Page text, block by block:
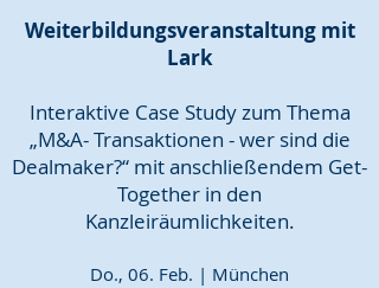
Weiterbildungsveranstaltung mit
Lark
Interaktive Case Study zum Thema
„M&A- Transaktionen - wer sind die
Dealmaker?“​ ​ mit anschließendem Get-
Together in den
Kanzleiräumlichkeiten.
Do., 06. Feb. | München